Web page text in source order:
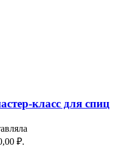
класс для спиц
₽.